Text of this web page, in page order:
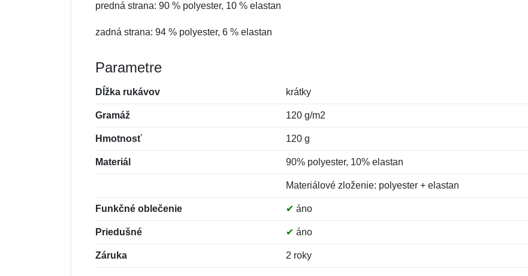
predná strana: 90 % polyester, 10 % elastan
zadná strana: 94 % polyester, 6 % elastan
Parametre
Dĺžka rukávov krátky
Gramáž 120 g/m2
Hmotnosť 120 g
Materiál 90% polyester, 10% elastan
Materiálové zloženie: polyester + elastan
Funkčné oblečenie ✔ áno
Priedušné ✔ áno
Záruka 2 roky